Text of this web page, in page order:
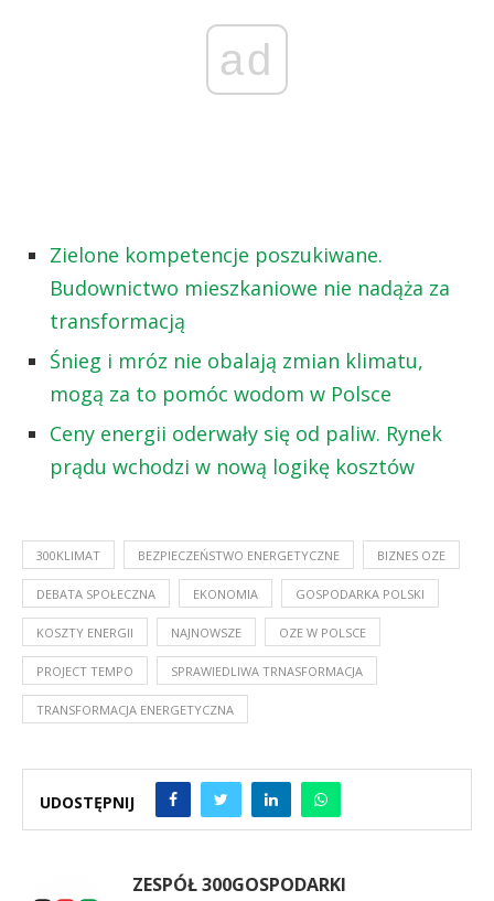
ad
Zielone kompetencje poszukiwane.
Budownictwo mieszkaniowe nie nadąża za
transformacją
Śnieg i mróz nie obalają zmian klimatu,
mogą za to pomóc wodom w Polsce
Ceny energii oderwały się od paliw. Rynek
prądu wchodzi w nową logikę kosztów
300KLIMAT BEZPIECZEŃSTWO ENERGETYCZNE BIZNES OZE
DEBATA SPOŁECZNA EKONOMIA GOSPODARKA POLSKI
KOSZTY ENERGII NAJNOWSZE OZE W POLSCE
PROJECT TEMPO SPRAWIEDLIWA TRNASFORMACJA
TRANSFORMACJA ENERGETYCZNA
UDOSTĘPNIJ
ZESPÓŁ 300GOSPODARKI